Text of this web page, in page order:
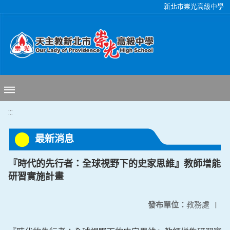
新北市崇光高級中學
:::
最新消息
『時代的先行者：全球視野下的史家思維』教師增能
研習實施計畫
發布單位： 教務處 |